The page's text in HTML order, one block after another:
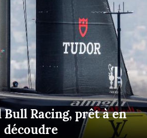
Racing, prêt à en
découdre